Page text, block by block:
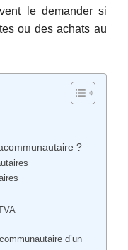
le demander si
ou des achats au
?
d’un